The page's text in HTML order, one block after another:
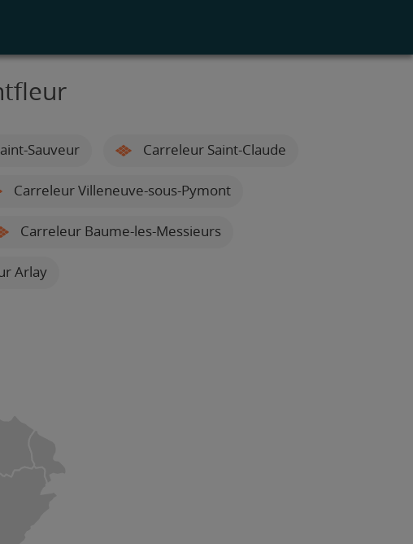
Sauveur Carreleur Saint-Claude
Carreleur Villeneuve-sous-Pymont
Carreleur Baume-les-Messieurs
Arlay